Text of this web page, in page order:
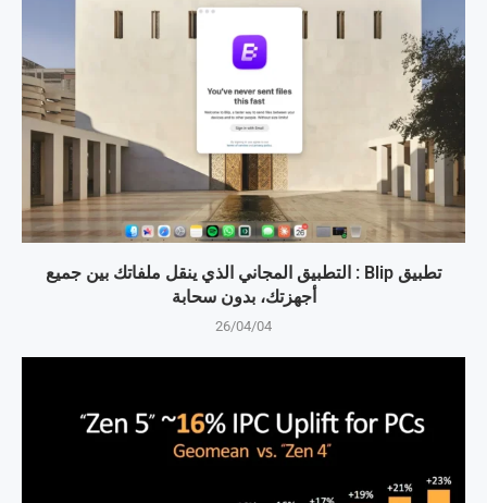
تطبيق Blip : التطبيق المجاني الذي ينقل ملفاتك بين جميع
أجهزتك، بدون سحابة
26/04/04